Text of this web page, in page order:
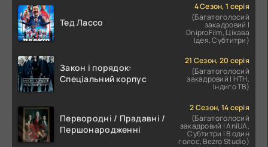
Тед Лассо
4 Сезон, 1 серія
(Багатоголосий
закадровий |
DniproFilm, Цікава
Ідея, Субтитри)
Закон і порядок:
Спеціальний корпус
21 Сезон, 20 серія
(Багатоголосий
закадровий | НТН,
Індиго ТВ)
Первородні / Прадавні /
Першонародженні
2 Сезон, 14 серія
(Багатоголосий
закадровий | AniUA,
Субтитри | В один
голос, Bezro Studio)